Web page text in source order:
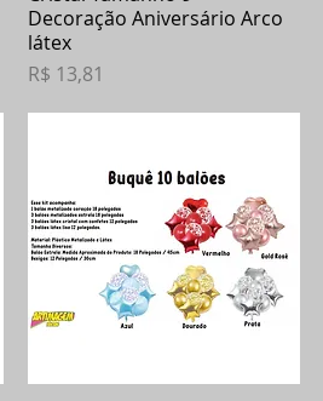
Decoração Aniversário Arco
látex
Preço
R$ 13,81